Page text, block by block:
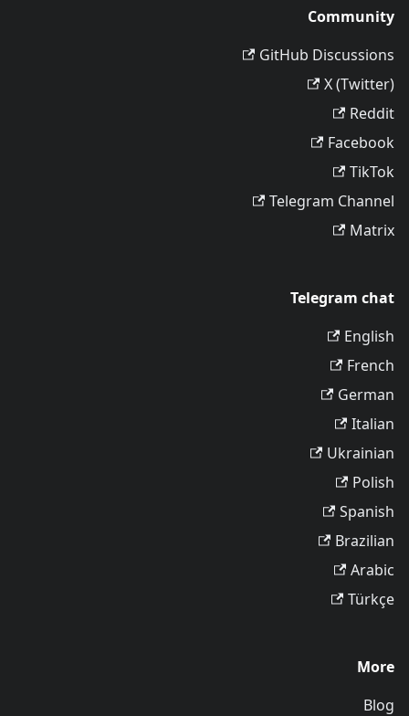
Community
GitHub Discussions
X (Twitter)
Reddit
Facebook
TikTok
Telegram Channel
Matrix
Telegram chat
English
French
German
Italian
Ukrainian
Polish
Spanish
Brazilian
Arabic
Türkçe
More
Blog